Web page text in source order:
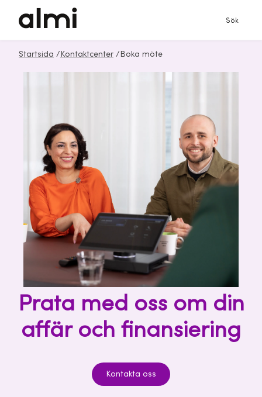
Sök
Startsida / Kontaktcenter / Boka möte
Prata med oss om din
affär och finansiering
Kontakta oss